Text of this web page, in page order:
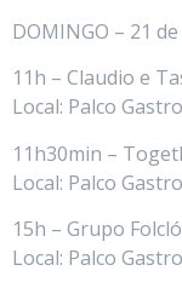
DOMINGO – 21
11h – Claudio e
Local: Palco
11h30min –
Local: Palco
15h – Grupo
Local: Palco